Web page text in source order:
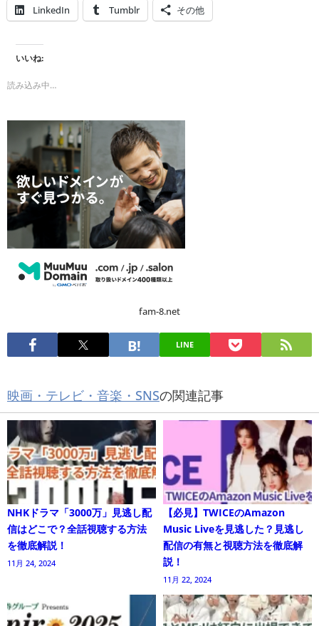
LinkedIn Tumblr その他
いいね:
読み込み中…
fam-8.net
LINE
映画・テレビ・音楽・SNSの関連記事
NHKドラマ「3000万」見逃し配
信はどこで？全話視聴する方法
を徹底解説！
11月 24, 2024
【必見】TWICEのAmazon
Music Liveを見逃した？見逃し
配信の有無と視聴方法を徹底解
説！
11月 22, 2024